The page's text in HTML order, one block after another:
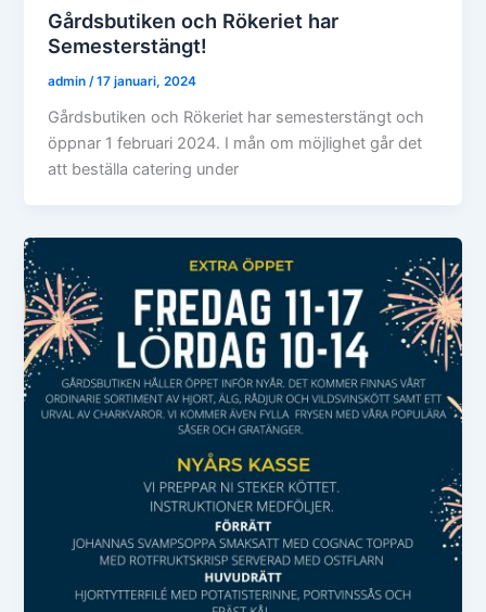
Gårdsbutiken och Rökeriet har
Semesterstängt!
admin /17 januari, 2024
Gårdsbutiken och Rökeriet har semesterstängt och
öppnar 1 februari 2024. I mån om möjlighet går det
att beställa catering under